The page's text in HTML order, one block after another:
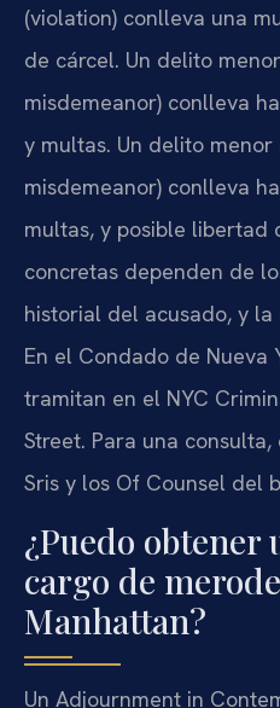
(violation) conlleva una
de cárcel. Un delito
misdemeanor) conlleva
y multas. Un delito menor
misdemeanor) conlleva
multas, y posible libertad
concretas dependen de
historial del acusado, y
En el Condado de Nueva
tramitan en el NYC
Street. Para una
Sris y los Of Counsel del
¿Puedo obtener
cargo de
Manhattan?
Un Adjournment in